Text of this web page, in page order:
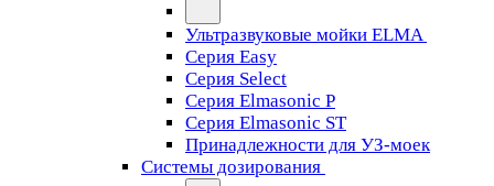
Ультразвуковые мойки ELMA
Серия Easy
Серия Select
Серия Elmasonic P
Серия Elmasonic ST
Принадлежности для УЗ-моек
Системы дозирования